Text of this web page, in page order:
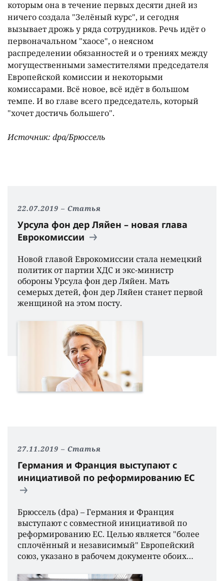
которым она в течение первых десяти дней из
ничего создала "Зелëный курс", и сегодня
вызывает дрожь у ряда сотрудников. Речь идëт о
первоначальном "хаосе", о неясном
распределении обязанностей и о трениях между
могущественными заместителями председателя
Европейской комиссии и некоторыми
комиссарами. Всë новое, всë идëт в большом
темпе. И во главе всего председатель, который
"хочет достичь большего".
Источник: dpa/Брюссель
22.07.2019 Статья
Урсула фон дер Ляйен – новая глава
Еврокомиссии
Новой главой Еврокомиссии стала немецкий
политик от партии ХДС и экс-министр
обороны Урсула фон дер Ляйен. Мать
семерых детей, фон дер Ляйен станет первой
женщиной на этом посту.
27.11.2019 Статья
Германия и Франция выступают с
инициативой по реформированию ЕС
Брюссель (dpa) – Германия и Франция
выступают с совместной инициативой по
реформированию ЕС. Целью является "более
сплочëнный и независимый" Европейский
союз, указано в рабочем документе обоих…